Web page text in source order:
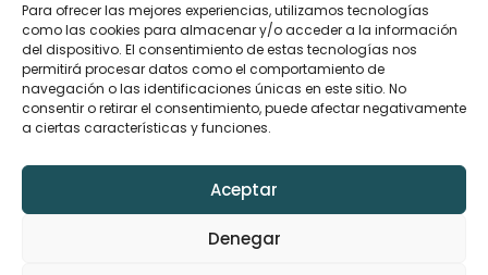
Para ofrecer las mejores experiencias, utilizamos tecnologías
como las cookies para almacenar y/o acceder a la información
del dispositivo. El consentimiento de estas tecnologías nos
permitirá procesar datos como el comportamiento de
navegación o las identificaciones únicas en este sitio. No
consentir o retirar el consentimiento, puede afectar negativamente
a ciertas características y funciones.
Aceptar
Denegar
About
Emenasa group
Contact
Case studies
Articles
LinkedIn
YouTube